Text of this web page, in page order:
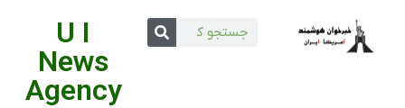
U I
News
Agency